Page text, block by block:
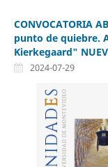
CONVOCATORIA
punto de quiebre.
Kierkegaard"
2024-07-29